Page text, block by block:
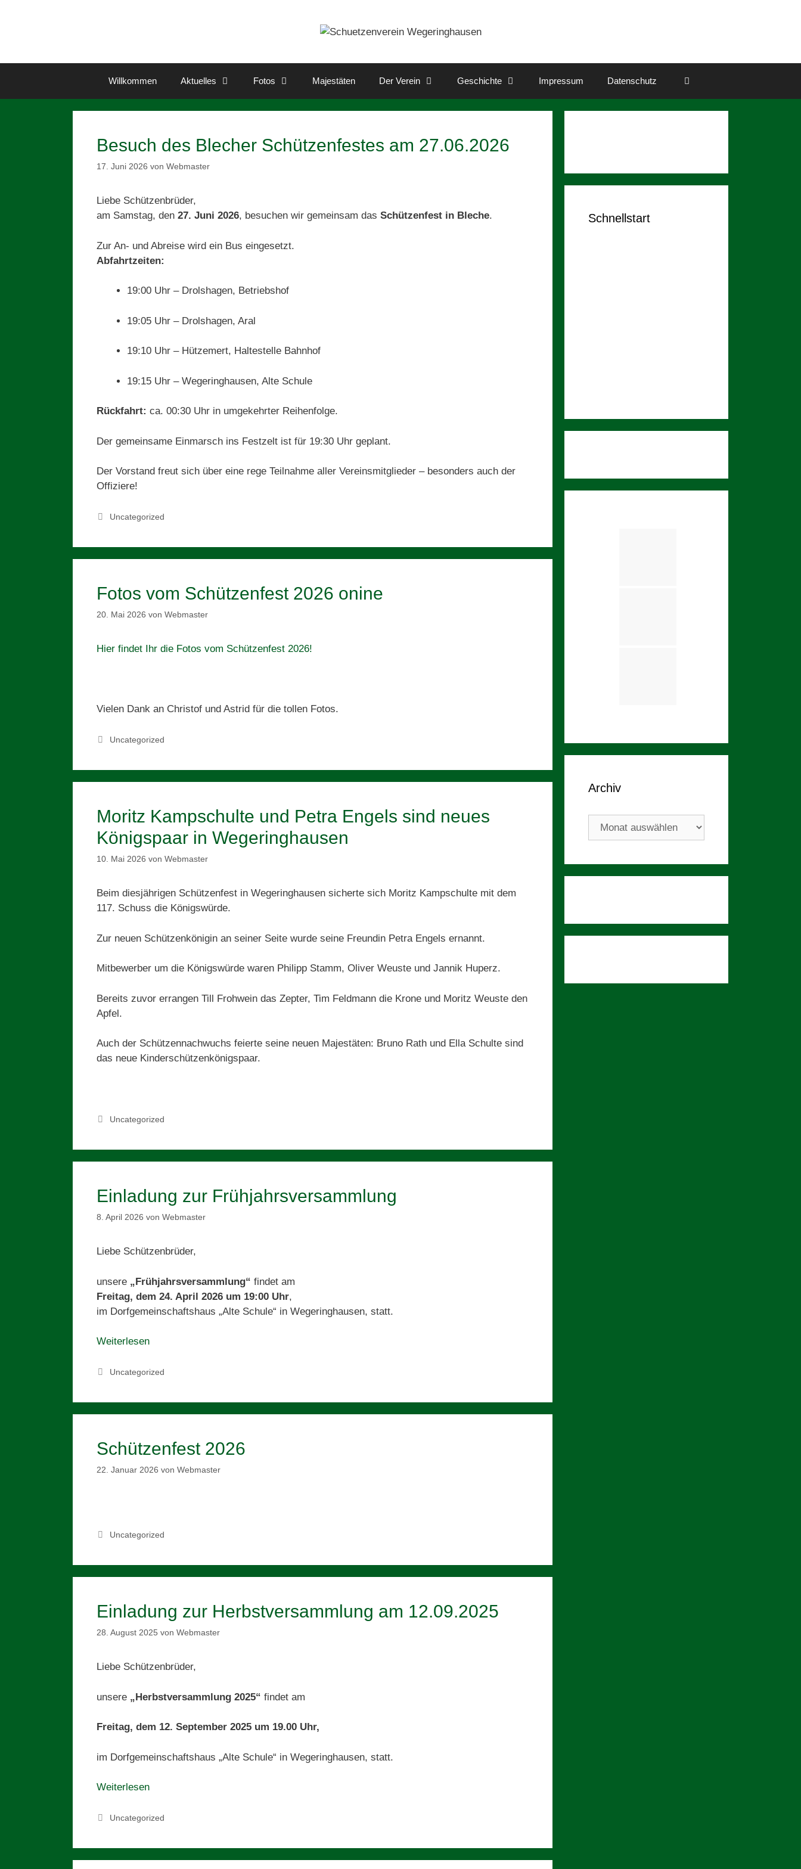
Willkommen Aktuelles Fotos Majestäten Der Verein Geschichte Impressum Datenschutz
Besuch des Blecher Schützenfestes am 27.06.2026
17. Juni 2026 von Webmaster
Liebe Schützenbrüder,
am Samstag, den 27. Juni 2026, besuchen wir gemeinsam das Schützenfest in Bleche.
Zur An- und Abreise wird ein Bus eingesetzt.
Abfahrtzeiten:
19:00 Uhr – Drolshagen, Betriebshof
19:05 Uhr – Drolshagen, Aral
19:10 Uhr – Hützemert, Haltestelle Bahnhof
19:15 Uhr – Wegeringhausen, Alte Schule
Rückfahrt: ca. 00:30 Uhr in umgekehrter Reihenfolge.
Der gemeinsame Einmarsch ins Festzelt ist für 19:30 Uhr geplant.
Der Vorstand freut sich über eine rege Teilnahme aller Vereinsmitglieder – besonders auch der
Offiziere!
Kategorien
Uncategorized
Fotos vom Schützenfest 2026 onine
20. Mai 2026 von Webmaster
Hier findet Ihr die Fotos vom Schützenfest 2026!
Vielen Dank an Christof und Astrid für die tollen Fotos.
Kategorien
Uncategorized
Moritz Kampschulte und Petra Engels sind neues
Königspaar in Wegeringhausen
10. Mai 2026 von Webmaster
Beim diesjährigen Schützenfest in Wegeringhausen sicherte sich Moritz Kampschulte mit dem
117. Schuss die Königswürde.
Zur neuen Schützenkönigin an seiner Seite wurde seine Freundin Petra Engels ernannt.
Mitbewerber um die Königswürde waren Philipp Stamm, Oliver Weuste und Jannik Huperz.
Bereits zuvor errangen Till Frohwein das Zepter, Tim Feldmann die Krone und Moritz Weuste den
Apfel.
Auch der Schützennachwuchs feierte seine neuen Majestäten: Bruno Rath und Ella Schulte sind
das neue Kinderschützenkönigspaar.
Kategorien
Uncategorized
Einladung zur Frühjahrsversammlung
8. April 2026 von Webmaster
Liebe Schützenbrüder,
unsere „Frühjahrsversammlung“ findet am
Freitag, dem 24. April 2026 um 19:00 Uhr,
im Dorfgemeinschaftshaus „Alte Schule“ in Wegeringhausen, statt.
Weiterlesen
Kategorien
Uncategorized
Schützenfest 2026
22. Januar 2026 von Webmaster
Kategorien
Uncategorized
Einladung zur Herbstversammlung am 12.09.2025
28. August 2025 von Webmaster
Liebe Schützenbrüder,
unsere „Herbstversammlung 2025“ findet am
Freitag, dem 12. September 2025 um 19.00 Uhr,
im Dorfgemeinschaftshaus „Alte Schule“ in Wegeringhausen, statt.
Weiterlesen
Kategorien
Uncategorized
Schnellstart
Archiv
Archiv